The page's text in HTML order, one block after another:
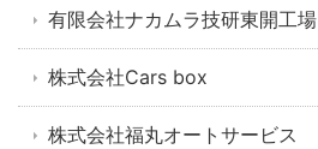
有限会社ナカムラ技研東開工場
株式会社Cars box
株式会社福丸オートサービス